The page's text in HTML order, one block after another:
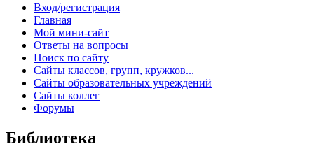
Вход/регистрация
Главная
Мой мини-сайт
Ответы на вопросы
Поиск по сайту
Сайты классов, групп, кружков...
Сайты образовательных учреждений
Сайты коллег
Форумы
Библиотека